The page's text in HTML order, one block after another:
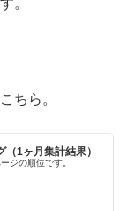
。
ちら。
1ヶ月集計結果）
ジの順位です。